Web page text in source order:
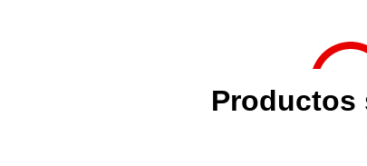
Productos